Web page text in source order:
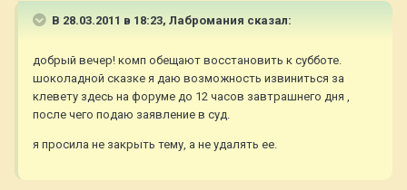
В 28.03.2011 в 18:23, Лабромания сказал:
добрый вечер! комп обещают восстановить к субботе.
шоколадной сказке я даю возможность извиниться за
клевету здесь на форуме до 12 часов завтрашнего дня ,
после чего подаю заявление в суд.
я просила не закрыть тему, а не удалять ее.